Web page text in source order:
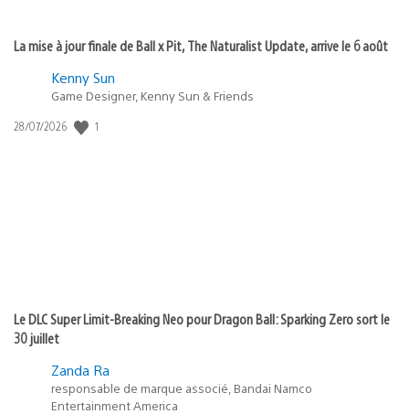
La mise à jour finale de Ball x Pit, The Naturalist Update, arrive le 6 août
Kenny Sun
Game Designer, Kenny Sun & Friends
Date
28/07/2026 1
Le DLC Super Limit-Breaking Neo pour Dragon Ball: Sparking Zero sort le
30 juillet
Zanda Ra
responsable de marque associé, Bandai Namco
Entertainment America